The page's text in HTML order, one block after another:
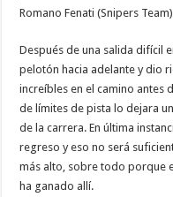
Romano Fenati (Snipers
Después de una salida difícil
pelotón hacia adelante y dio
increíbles en el camino antes
de límites de pista lo dejara
de la carrera. En última
regreso y eso no será
más alto, sobre todo porque
ha ganado allí.